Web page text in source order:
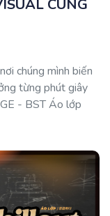
CÙNG
chúng mình biến
từng phút giây
- BST Áo lớp